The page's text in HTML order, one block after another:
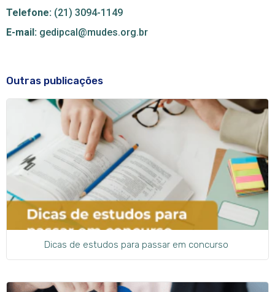
Telefone: (21) 3094-1149
E-mail: gedipcal@mudes.org.br
Outras publicações
Dicas de estudos para passar em concurso